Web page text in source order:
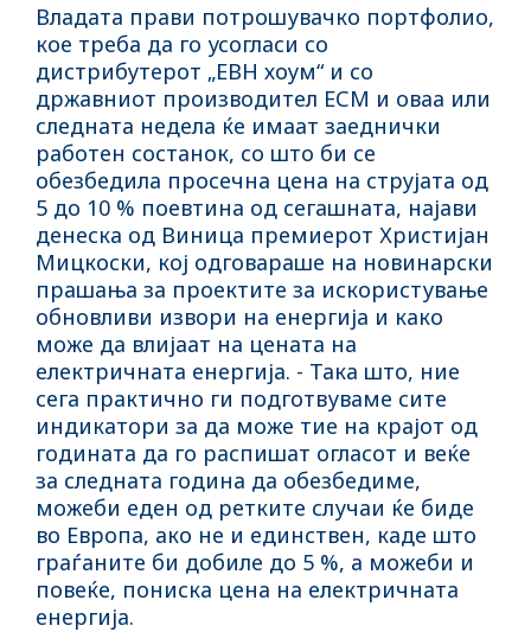
Владата прави потрошувачко портфолио,
кое треба да го усогласи со
дистрибутерот „ЕВН хоум“ и со
државниот производител ЕСМ и оваа или
следната недела ќе имаат заеднички
работен состанок, со што би се
обезбедила просечна цена на струјата од
5 до 10 % поевтина од сегашната, најави
денеска од Виница премиерот Христијан
Мицкоски, кој одговараше на новинарски
прашања за проектите за искористување
обновливи извори на енергија и како
може да влијаат на цената на
електричната енергија. - Така што, ние
сега практично ги подготвуваме сите
индикатори за да може тие на крајот од
годината да го распишат огласот и веќе
за следната година да обезбедиме,
можеби еден од ретките случаи ќе биде
во Европа, ако не и единствен, каде што
граѓаните би добиле до 5 %, а можеби и
повеќе, пониска цена на електричната
енергија.